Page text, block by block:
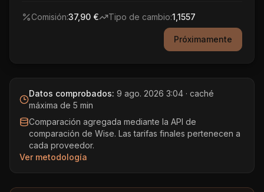
Comisión:37,90 € Tipo de cambio:1,1557
Próximamente
Datos comprobados: 9 ago. 2026 3:04 · caché
máxima de 5 min
Comparación agregada mediante la API de
comparación de Wise. Las tarifas finales pertenecen a
cada proveedor.
Ver metodología